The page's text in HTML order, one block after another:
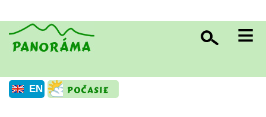
≡
EN